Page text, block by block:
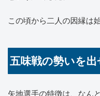
この頃から二人の因縁は
五味戦の勢いを
矢地選手の特徴は、なん